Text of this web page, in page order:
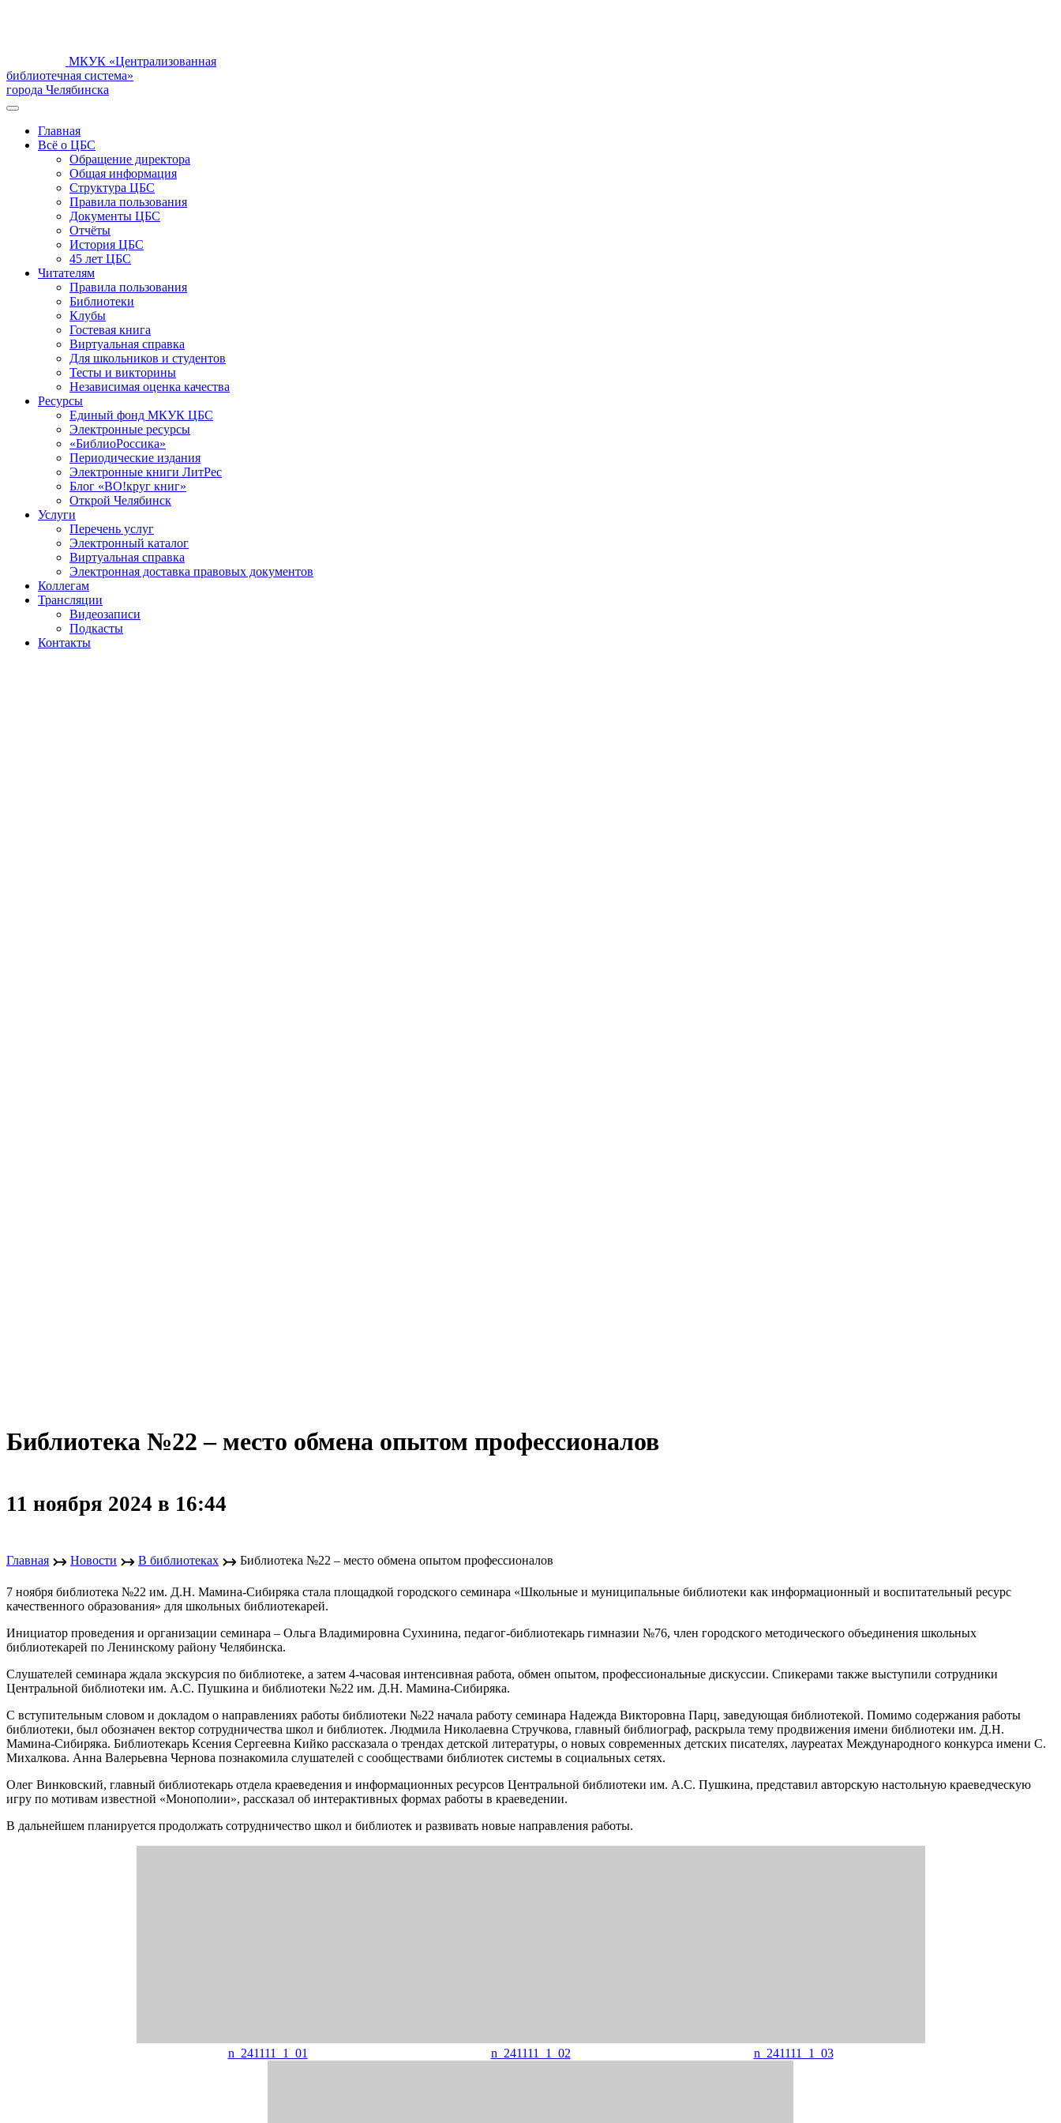
МКУК «Централизованная
библиотечная система»
города Челябинска
Главная
Всё о ЦБС
Обращение директора
Общая информация
Структура ЦБС
Правила пользования
Документы ЦБС
Отчёты
История ЦБС
45 лет ЦБС
Читателям
Правила пользования
Библиотеки
Клубы
Гостевая книга
Виртуальная справка
Для школьников и студентов
Тесты и викторины
Независимая оценка качества
Ресурсы
Единый фонд МКУК ЦБС
Электронные ресурсы
«БиблиоРоссика»
Периодические издания
Электронные книги ЛитРес
Блог «ВО!круг книг»
Открой Челябинск
Услуги
Перечень услуг
Электронный каталог
Виртуальная справка
Электронная доставка правовых документов
Коллегам
Трансляции
Видеозаписи
Подкасты
Контакты
Библиотека №22 – место обмена опытом профессионалов
11 ноября 2024 в 16:44
Главная ↣ Новости ↣ В библиотеках ↣ Библиотека №22 – место обмена опытом профессионалов
7 ноября библиотека №22 им. Д.Н. Мамина-Сибиряка стала площадкой городского семинара «Школьные и муниципальные библиотеки как информационный и воспитательный ресурс
качественного образования» для школьных библиотекарей.
Инициатор проведения и организации семинара – Ольга Владимировна Сухинина, педагог-библиотекарь гимназии №76, член городского методического объединения школьных
библиотекарей по Ленинскому району Челябинска.
Слушателей семинара ждала экскурсия по библиотеке, а затем 4-часовая интенсивная работа, обмен опытом, профессиональные дискуссии. Спикерами также выступили сотрудники
Центральной библиотеки им. А.С. Пушкина и библиотеки №22 им. Д.Н. Мамина-Сибиряка.
С вступительным словом и докладом о направлениях работы библиотеки №22 начала работу семинара Надежда Викторовна Парц, заведующая библиотекой. Помимо содержания работы
библиотеки, был обозначен вектор сотрудничества школ и библиотек. Людмила Николаевна Стручкова, главный библиограф, раскрыла тему продвижения имени библиотеки им. Д.Н.
Мамина-Сибиряка. Библиотекарь Ксения Сергеевна Кийко рассказала о трендах детской литературы, о новых современных детских писателях, лауреатах Международного конкурса имени С.
Михалкова. Анна Валерьевна Чернова познакомила слушателей с сообществами библиотек системы в социальных сетях.
Олег Винковский, главный библиотекарь отдела краеведения и информационных ресурсов Центральной библиотеки им. А.С. Пушкина, представил авторскую настольную краеведческую
игру по мотивам известной «Монополии», рассказал об интерактивных формах работы в краеведении.
В дальнейшем планируется продолжать сотрудничество школ и библиотек и развивать новые направления работы.
n_241111_1_01 n_241111_1_02 n_241111_1_03